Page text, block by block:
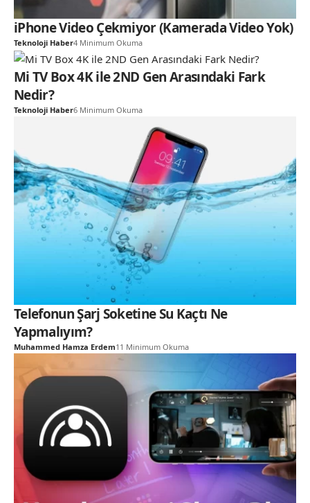
iPhone Video Çekmiyor (Kamerada Video Yok)
Teknoloji Haber4 Minimum Okuma
Mi TV Box 4K ile 2ND Gen Arasındaki Fark
Nedir?
Teknoloji Haber6 Minimum Okuma
Telefonun Şarj Soketine Su Kaçtı Ne
Yapmalıyım?
Muhammed Hamza Erdem11 Minimum Okuma